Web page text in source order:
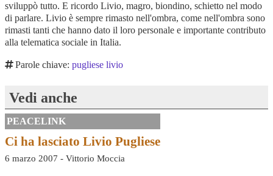
sviluppò tutto. E ricordo Livio, magro, biondino, schietto nel modo
di parlare. Livio è sempre rimasto nell'ombra, come nell'ombra sono
rimasti tanti che hanno dato il loro personale e importante contributo
alla telematica sociale in Italia.
Parole chiave:pugliese livio
Vedi anche
PEACELINK
Ci ha lasciato Livio Pugliese
6 marzo 2007 - Vittorio Moccia